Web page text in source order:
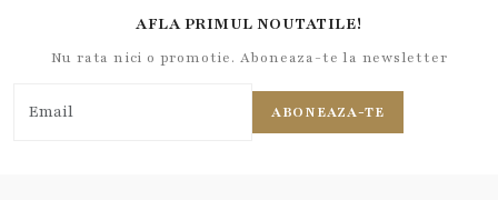
AFLA PRIMUL NOUTATILE!
Nu rata nici o promotie. Aboneaza-te la newsletter
ABONEAZA-TE